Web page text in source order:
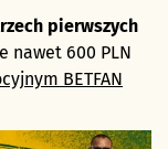
pierwszych
nawet 600 PLN
BETFAN